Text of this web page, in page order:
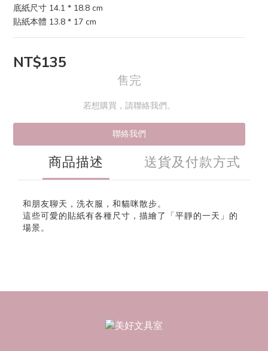
底紙尺寸 14.1 * 18.8 cm
貼紙本體 13.8 * 17 cm
NT$135
售完
若想購買，請聯絡我們。
聯絡我們
商品描述 送貨及付款方式
和朋友聊天，洗衣服，和貓咪散步。
這些可愛的貼紙有各種尺寸，描繪了「平靜的一天」的
場景。